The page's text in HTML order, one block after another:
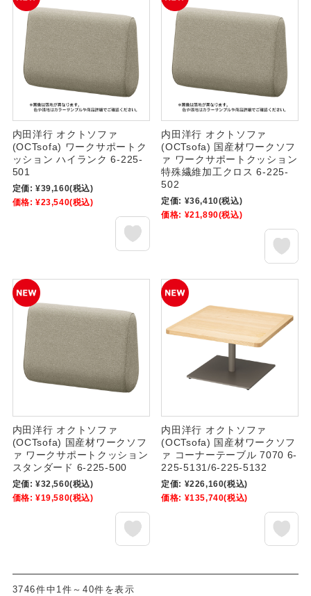
内田洋行 オクトソファ
(OCTsofa) ワークサポートク
ッション ハイランク 6-225-
501
定価: ¥39,160(税込)
価格: ¥23,540(税込)
内田洋行 オクトソファ
(OCTsofa) 国産材ワークソフ
ァ ワークサポートクッション
特殊繊維加工クロス 6-225-
502
定価: ¥36,410(税込)
価格: ¥21,890(税込)
内田洋行 オクトソファ
(OCTsofa) 国産材ワークソフ
ァ ワークサポートクッション
スタンダード 6-225-500
定価: ¥32,560(税込)
価格: ¥19,580(税込)
内田洋行 オクトソファ
(OCTsofa) 国産材ワークソフ
ァ コーナーテーブル 7070 6-
225-5131/6-225-5132
定価: ¥226,160(税込)
価格: ¥135,740(税込)
3746件中1件～40件を表示